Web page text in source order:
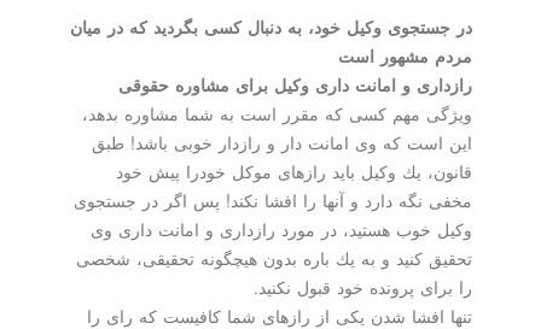
در جستجوی وكیل خود، به دنبال كسی بگردید كه در میان
مردم مشهور است
رازداری و امانت داری وكیل برای مشاوره حقوقی
ویژگی مهم كسی كه مقرر است به شما مشاوره بدهد،
این است كه وی امانت دار و رازدار خوبی باشد! طبق
قانون، یك وكیل باید رازهای موكل خودرا پیش خود
مخفی نگه دارد و آنها را افشا نكند! پس اگر در جستجوی
وكیل خوب هستید، در مورد رازداری و امانت داری وی
تحقیق كنید و به یك باره بدون هیچگونه تحقیقی، شخصی
را برای پرونده خود قبول نكنید.
تنها افشا شدن یكی از رازهای شما كافیست كه رای را